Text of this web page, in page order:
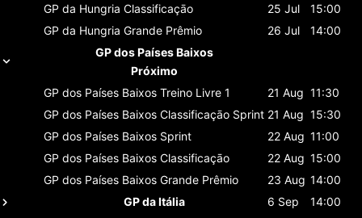
GP da Hungria Classificaçāo 25 Jul
15:00
GP da Hungria Grande Prêmio 26 Jul
14:00
GP dos Países Baixos
Próximo
GP dos Países Baixos Treino Livre 1 21 Aug 11:30
GP dos Países Baixos Classificaçāo Sprint 21 Aug 15:30
GP dos Países Baixos Sprint 22 Aug 11:00
GP dos Países Baixos Classificaçāo 22 Aug 15:00
GP dos Países Baixos Grande Prêmio 23 Aug 14:00
GP da Itália
6 Sep
14:00